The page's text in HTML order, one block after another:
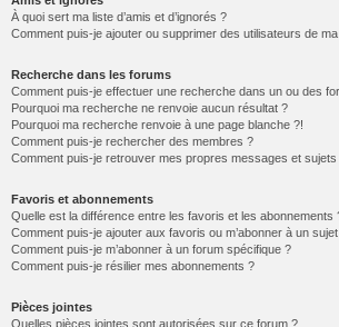
À quoi sert ma liste d’amis et d’ignorés ?
Comment puis-je ajouter ou supprimer des utilisateurs de ma
Recherche dans les forums
Comment puis-je effectuer une recherche dans un ou des
Pourquoi ma recherche ne renvoie aucun résultat ?
Pourquoi ma recherche renvoie à une page blanche ?!
Comment puis-je rechercher des membres ?
Comment puis-je retrouver mes propres messages et sujets
Favoris et abonnements
Quelle est la différence entre les favoris et les abonnements
Comment puis-je ajouter aux favoris ou m’abonner à un
Comment puis-je m’abonner à un forum spécifique ?
Comment puis-je résilier mes abonnements ?
Pièces jointes
Quelles pièces jointes sont autorisées sur ce forum ?